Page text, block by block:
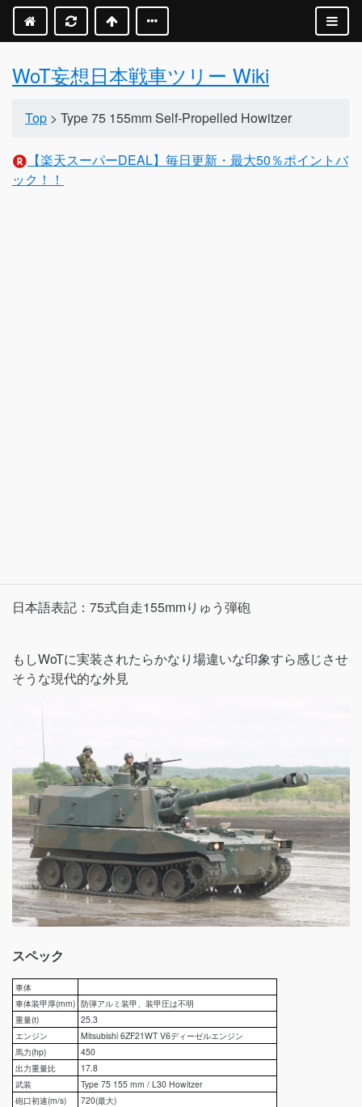
WoT妄想日本戦車ツリー Wiki
Top > Type 75 155mm Self-Propelled Howitzer
【楽天スーパーDEAL】毎日更新・最大50％ポイントバ
ック！！
日本語表記：75式自走155mmりゅう弾砲
もしWoTに実装されたらかなり場違いな印象すら感じさせ
そうな現代的な外見
スペック
車体
車体装甲厚(mm) 防弾アルミ装甲、装甲圧は不明
重量(t)
25.3
エンジン
Mitsubishi 6ZF21WT V6ディーゼルエンジン
馬力(hp)
450
出力重量比
17.8
武装
Type 75 155 mm / L30 Howitzer
砲口初速(m/s)
720(最大)